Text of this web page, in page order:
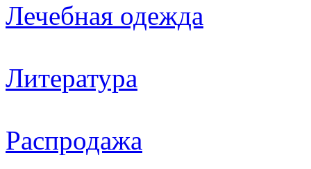
Лечебная одежда
Литература
Распродажа